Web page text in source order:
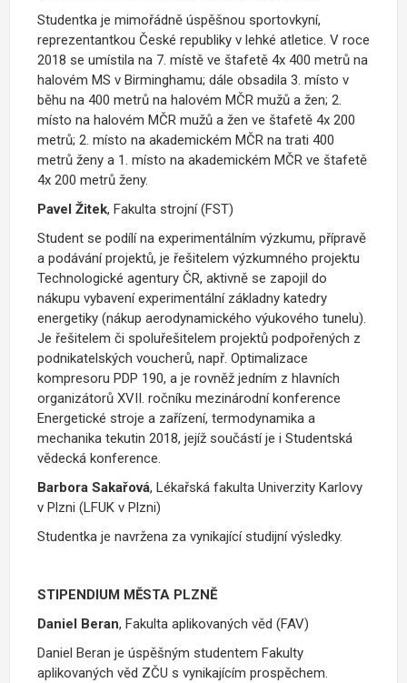
Studentka je mimořádně úspěšnou sportovkyní,
reprezentantkou České republiky v lehké atletice. V roce
2018 se umístila na 7. místě ve štafetě 4x 400 metrů na
halovém MS v Birminghamu; dále obsadila 3. místo v
běhu na 400 metrů na halovém MČR mužů a žen; 2.
místo na halovém MČR mužů a žen ve štafetě 4x 200
metrů; 2. místo na akademickém MČR na trati 400
metrů ženy a 1. místo na akademickém MČR ve štafetě
4x 200 metrů ženy.
Pavel Žitek, Fakulta strojní (FST)
Student se podílí na experimentálním výzkumu, přípravě
a podávání projektů, je řešitelem výzkumného projektu
Technologické agentury ČR, aktivně se zapojil do
nákupu vybavení experimentální základny katedry
energetiky (nákup aerodynamického výukového tunelu).
Je řešitelem či spoluřešitelem projektů podpořených z
podnikatelských voucherů, např. Optimalizace
kompresoru PDP 190, a je rovněž jedním z hlavních
organizátorů XVII. ročníku mezinárodní konference
Energetické stroje a zařízení, termodynamika a
mechanika tekutin 2018, jejíž součástí je i Studentská
vědecká konference.
Barbora Sakařová, Lékařská fakulta Univerzity Karlovy
v Plzni (LFUK v Plzni)
Studentka je navržena za vynikající studijní výsledky.
STIPENDIUM MĚSTA PLZNĚ
Daniel Beran, Fakulta aplikovaných věd (FAV)
Daniel Beran je úspěšným studentem Fakulty
aplikovaných věd ZČU s vynikajícím prospěchem.